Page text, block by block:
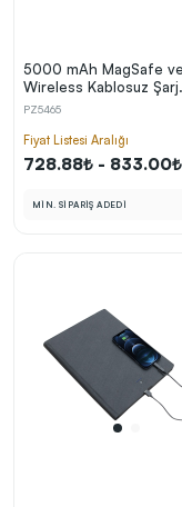
5000 mAh MagSafe
Wireless Kablosuz Şarj
Özellikli Powerbank
PZ5465
Fiyat Listesi Aralığı
728.88₺ - 833.00₺
MİN. SİPARİŞ ADEDİ